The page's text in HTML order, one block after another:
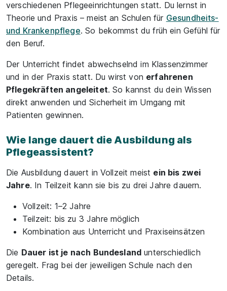
verschiedenen Pflegeeinrichtungen statt. Du lernst in
Theorie und Praxis – meist an Schulen für Gesundheits-
und Krankenpflege. So bekommst du früh ein Gefühl für
den Beruf.
Der Unterricht findet abwechselnd im Klassenzimmer
und in der Praxis statt. Du wirst von erfahrenen
Pflegekräften angeleitet. So kannst du dein Wissen
direkt anwenden und Sicherheit im Umgang mit
Patienten gewinnen.
Wie lange dauert die Ausbildung als
Pflegeassistent?
Die Ausbildung dauert in Vollzeit meist ein bis zwei
Jahre. In Teilzeit kann sie bis zu drei Jahre dauern.
Vollzeit: 1–2 Jahre
Teilzeit: bis zu 3 Jahre möglich
Kombination aus Unterricht und Praxiseinsätzen
Die Dauer ist je nach Bundesland unterschiedlich
geregelt. Frag bei der jeweiligen Schule nach den
Details.